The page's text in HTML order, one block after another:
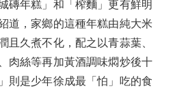
磚年糕」和「榨麵」更有鮮明
道，家鄉的這種年糕由純大米
且久煮不化，配之以青蒜葉、
肉絲等再加黃酒調味燜炒後十
則是少年徐成最「怕」吃的食